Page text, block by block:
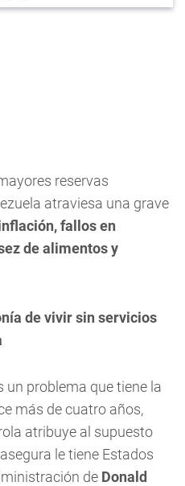
reservas
atraviesa una grave
fallos en
de alimentos y
de vivir sin servicios
un problema que tiene la
más de cuatro años,
atribuye al supuesto
le tiene Estados
de Donald